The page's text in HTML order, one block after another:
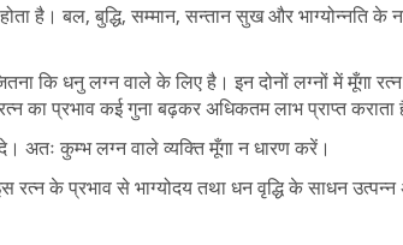
है। बल, बुद्धि, सम्मान, सन्तान सुख और भाग्योन्नति के
कि धनु लग्न वाले के लिए है। इन दोनों लग्नों में मूँगा
का प्रभाव कई गुना बढ़कर अधिकतम लाभ प्राप्त कराता
अतः कुम्भ लग्न वाले व्यक्ति मूँगा न धारण करें।
के प्रभाव से भाग्योदय तथा धन वृद्धि के साधन उत्पन्न